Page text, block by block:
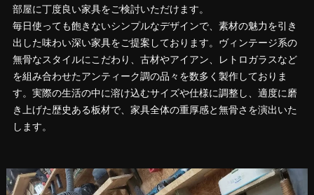
部屋に丁度良い家具をご検討いただけます。
毎日使っても飽きないシンプルなデザインで、素材の魅力を引き
出した味わい深い家具をご提案しております。ヴィンテージ系の
無骨なスタイルにこだわり、古材やアイアン、レトロガラスなど
を組み合わせたアンティーク調の品々を数多く製作しておりま
す。実際の生活の中に溶け込むサイズや仕様に調整し、適度に磨
き上げた歴史ある板材で、家具全体の重厚感と無骨さを演出いた
します。